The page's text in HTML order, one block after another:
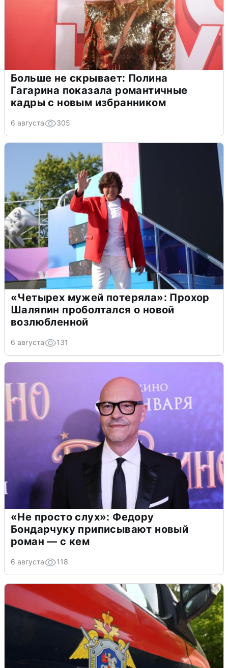
Больше не скрывает: Полина
Гагарина показала романтичные
кадры с новым избранником
6 августа 305
«Четырех мужей потеряла»: Прохор
Шаляпин проболтался о новой
возлюбленной
6 августа 131
«Не просто слух»: Федору
Бондарчуку приписывают новый
роман — с кем
6 августа 118